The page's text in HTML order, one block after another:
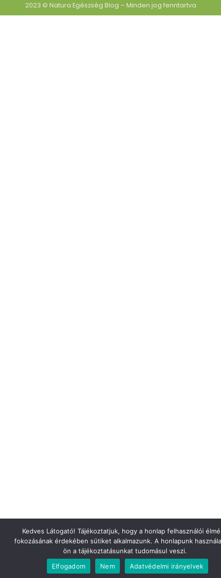
2023 © Natura Egészség Blog – Minden jog fenntartva
Kedves Látogató! Tájékoztatjuk, hogy a honlap felhasználói
fokozásának érdekében sütiket alkalmazunk. A honlapunk
ön a tájékoztatásunkat tudomásul veszi.
Elfogadom
Nem Adatvédelmi irányelvek